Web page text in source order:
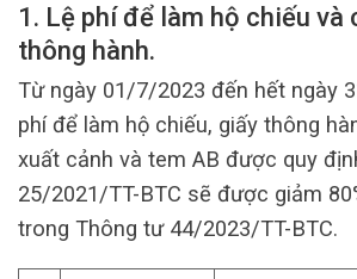
1. Lệ phí để làm hộ chiếu và
thông hành.
Từ ngày 01/7/2023 đến hết ngày
phí để làm hộ chiếu, giấy thông
xuất cảnh và tem AB được quy
25/2021/TT-BTC sẽ được giảm
trong Thông tư 44/2023/TT-BTC.